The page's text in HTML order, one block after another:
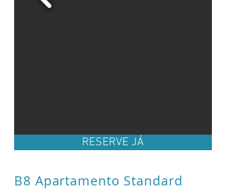
RESERVE JÁ
B8 Apartamento Standard